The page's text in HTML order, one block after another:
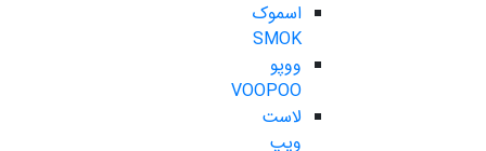
اسموک
SMOK
ووپو
VOOPOO
لاست
ویپ